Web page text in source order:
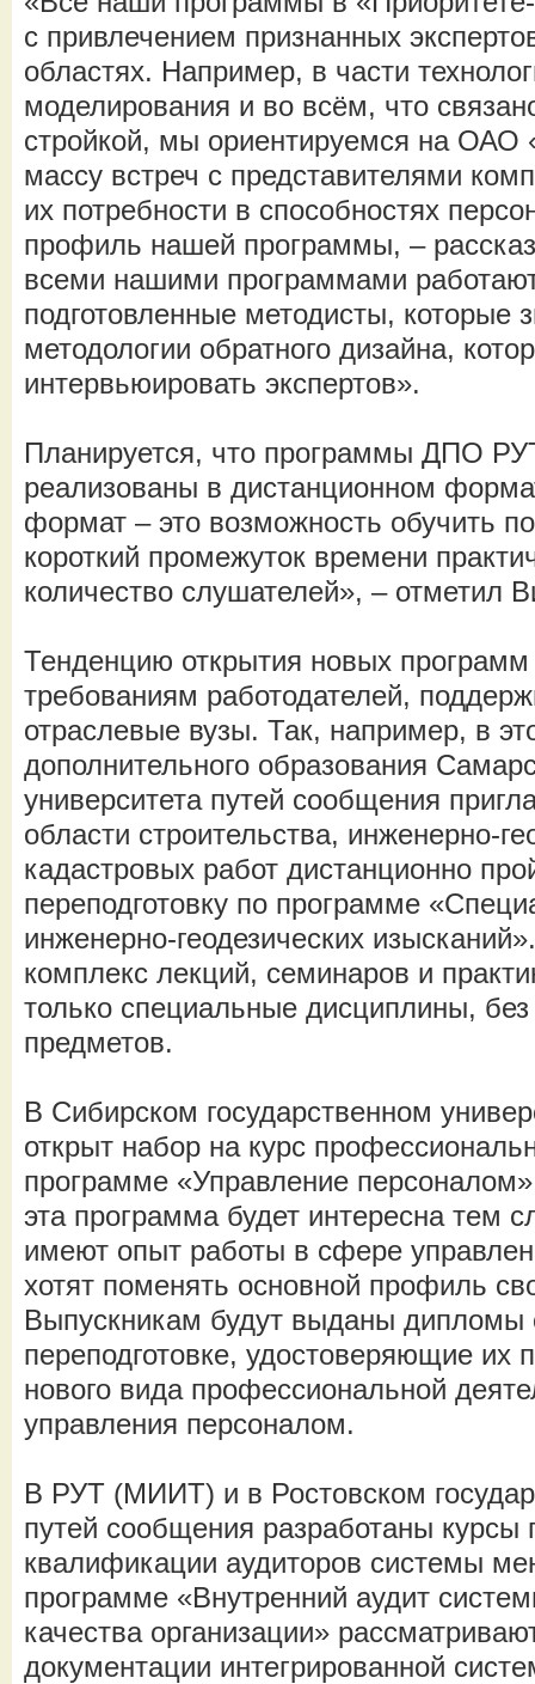
с привлечением признанных
областях. Например, в части
моделирования и во всём, что
стройкой, мы ориентируемся на
массу встреч с представителями
их потребности в способностях
профиль нашей программы, –
всеми нашими программами
подготовленные методисты, которые
методологии обратного дизайна,
интервьюировать экспертов».
Планируется, что программы ДПО
реализованы в дистанционном
формат – это возможность обучить
короткий промежуток времени
количество слушателей», – отметил
Тенденцию открытия новых
требованиям работодателей,
отраслевые вузы. Так, например, в
дополнительного образования
университета путей сообщения
области строительства, инженерно-
кадастровых работ дистанционно
переподготовку по программе
инженерно-геодезических
комплекс лекций, семинаров и
только специальные дисциплины,
предметов.
В Сибирском государственном
открыт набор на курс
программе «Управление
эта программа будет интересна тем
имеют опыт работы в сфере
хотят поменять основной профиль
Выпускникам будут выданы дипломы
переподготовке, удостоверяющие их
нового вида профессиональной
управления персоналом.
В РУТ (МИИТ) и в Ростовском
путей сообщения разработаны
квалификации аудиторов системы
программе «Внутренний аудит
качества организации»
документации интегрированной